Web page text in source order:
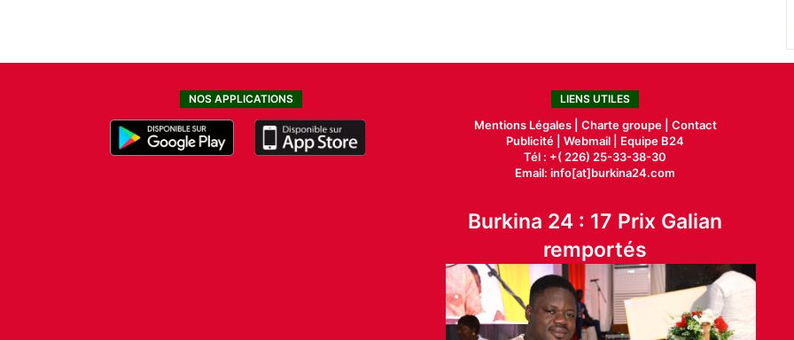
NOS APPLICATIONS LIENS UTILES
Mentions Légales | Charte groupe | Contact
Publicité |Webmail |
Equipe B24
Tél : +( 226) 25-33-38-30
Email: info[at]burkina24.com
Burkina 24 : 17 Prix Galian
remportés